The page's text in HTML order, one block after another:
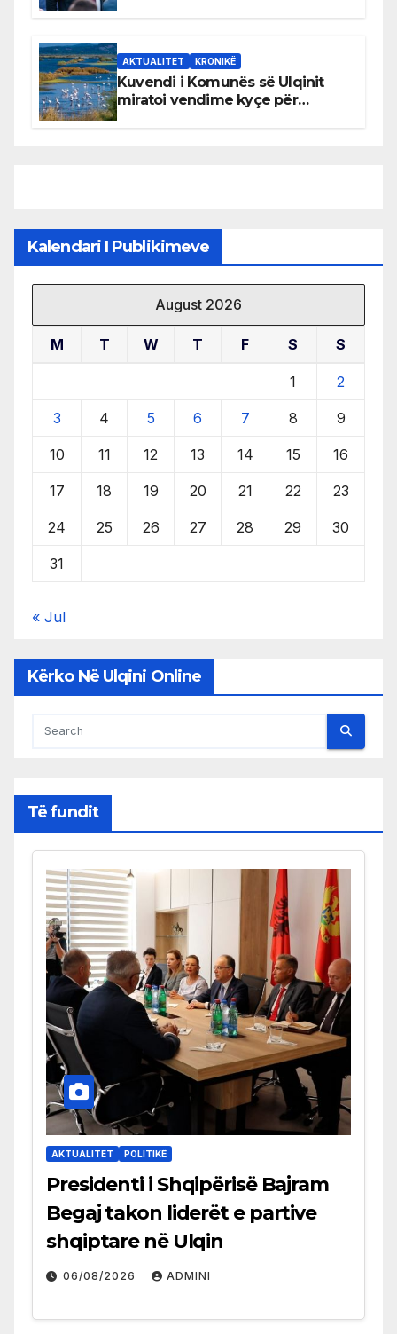
AKTUALITET KRONIKË
Kuvendi i Komunës së Ulqinit
miratoi vendime kyçe për
Kalendari I Publikimeve
August 2026
M T W T F S S
1 2
3 4 5 6 7 8 9
10 11 12 13 14 15 16
17 18 19 20 21 22 23
24 25 26 27 28 29 30
31
« Jul
Kërko Në Ulqini Online
Të fundit
AKTUALITET POLITIKË
Presidenti i Shqipërisë Bajram
Begaj takon liderët e partive
shqiptare në Ulqin
06/08/2026 ADMINI